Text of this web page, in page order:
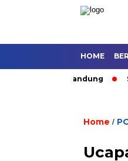
HOME
Umum di Bandung
Home /